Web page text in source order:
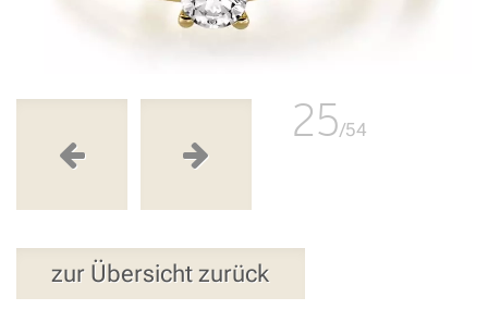
25/54
zur Übersicht zurück